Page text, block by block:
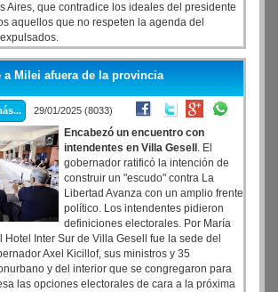
Aires, que contradice los ideales del presidente
aquellos que no respeten la agenda del
Milei afuera de la provincia
29/01/2025 (8033)
Encabezó un encuentro con
intendentes en Villa Gesell . El
gobernador ratificó la intención de
construir un "escudo" contra La
Libertad Avanza con un amplio frente
político. Los intendentes pidieron
definiciones electorales. Por María
Hotel Inter Sur de Villa Gesell fue la sede del
Axel Kicillof, sus ministros y 35
y del interior que se congregaron para
las opciones electorales de cara a la próxima